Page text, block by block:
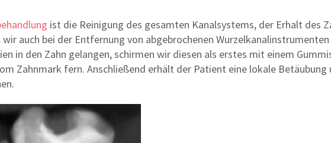
ist die Reinigung des gesamten Kanalsystems, der Erhalt des
auch bei der Entfernung von abgebrochenen
in den Zahn gelangen, schirmen wir diesen als erstes mit einem
Zahnmark fern. Anschließend erhält der Patient eine lokale